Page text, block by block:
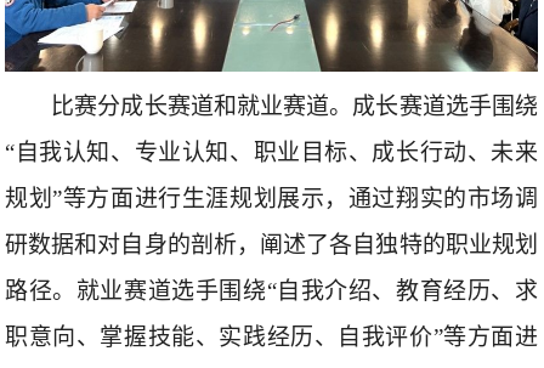
比赛分成长赛道和就业赛道。成长赛道选手围绕
“ 自我认知、专业认知、职业目标、成长行动、未来
规划”等方面进行生涯规划展示，通过翔实的市场调
研数据和对自身的剖析，阐述了各自独特的职业规划
路径。就业赛道选手围绕“自我介绍、教育经历、求
职意向、掌握技能、实践经历、自我评价”等方面进